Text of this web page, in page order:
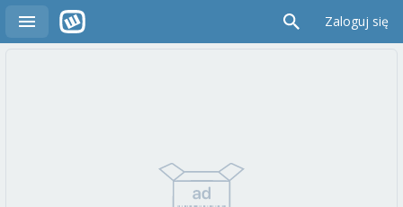
Zaloguj się